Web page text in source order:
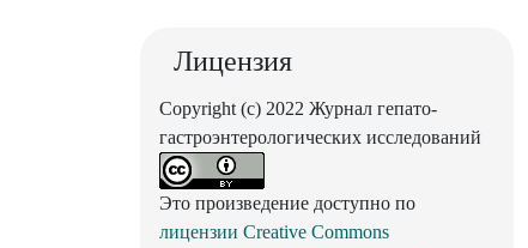
Лицензия
Copyright (c) 2022 Журнал гепато-
гастроэнтерологических исследований
Это произведение доступно по
лицензии Creative Commons